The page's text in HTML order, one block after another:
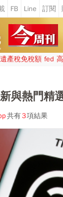
遺產稅免稅額 fed
與熱門精
共有3項結果